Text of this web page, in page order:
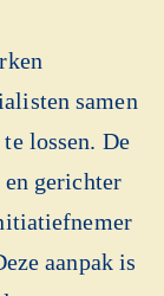
samen
lossen. De
gerichter
aanpak is